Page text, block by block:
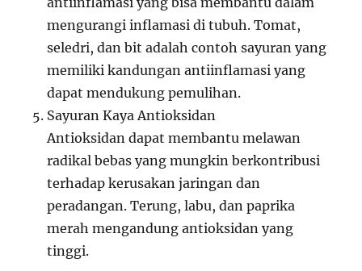
mengurangi inflamasi di tubuh. Tomat,
seledri, dan bit adalah contoh sayuran yang
memiliki kandungan antiinflamasi yang
dapat mendukung pemulihan.
Sayuran Kaya Antioksidan
Antioksidan dapat membantu melawan
radikal bebas yang mungkin berkontribusi
terhadap kerusakan jaringan dan
peradangan. Terung, labu, dan paprika
merah mengandung antioksidan yang
tinggi.